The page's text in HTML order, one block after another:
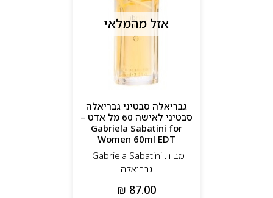
אזל מהמלאי
גבריאלה סבטיני גבריאלה
סבטיני לאישה 60 מל אדט –
Gabriela Sabatini for
Women 60ml EDT
מבית Gabriela Sabatini-
גבריאלה
₪ 87.00